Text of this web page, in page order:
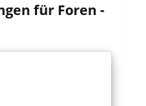
für Foren -